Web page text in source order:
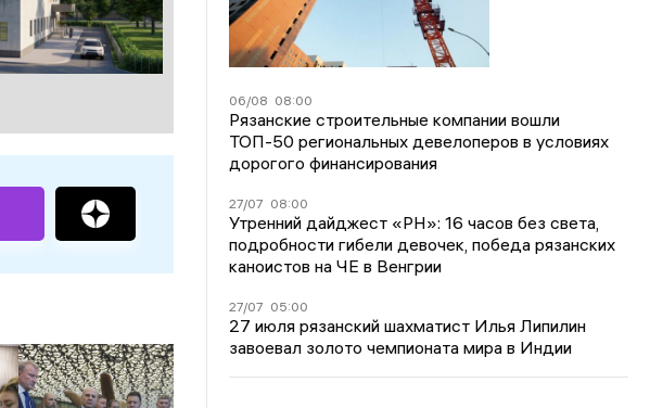
06/08 08:00
Рязанские строительные компании вошли
ТОП-50 региональных девелоперов в условиях
дорогого финансирования
27/07 08:00
Утренний дайджест «РН»: 16 часов без света,
подробности гибели девочек, победа рязанских
каноистов на ЧЕ в Венгрии
27/07 05:00
27 июля рязанский шахматист Илья Липилин
завоевал золото чемпионата мира в Индии